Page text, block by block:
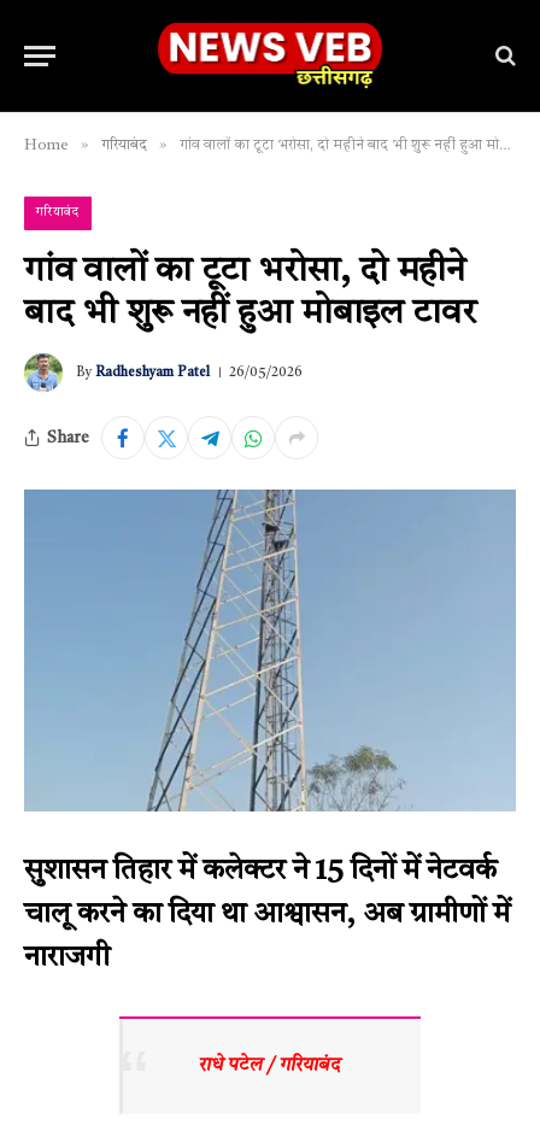
Home » गरियाबंद » गांव वालों का टूटा भरोसा, दो महीने बाद भी शुरू नहीं हुआ मोबाइल टावर
गरियाबंद
गांव वालों का टूटा भरोसा, दो महीने
बाद भी शुरू नहीं हुआ मोबाइल टावर
By Radheshyam Patel 26/05/2026
Share
सुशासन तिहार में कलेक्टर ने 15 दिनों में नेटवर्क
चालू करने का दिया था आश्वासन, अब ग्रामीणों में
नाराजगी
राधे पटेल / गरियाबंद